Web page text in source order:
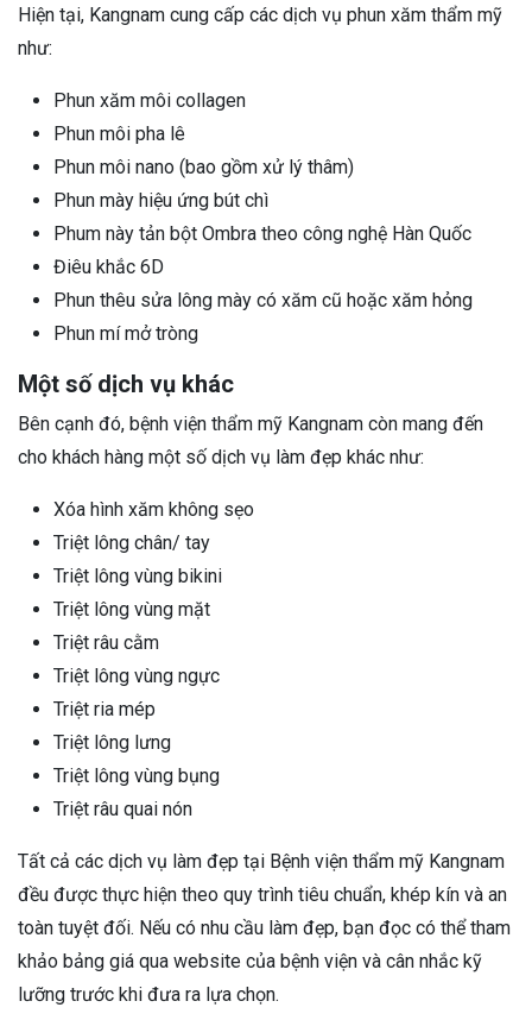
Hiện tại, Kangnam cung cấp các dịch vụ phun xăm thẩm mỹ
như:
Phun xăm môi collagen
Phun môi pha lê
Phun môi nano (bao gồm xử lý thâm)
Phun mày hiệu ứng bút chì
Phum này tản bột Ombra theo công nghệ Hàn Quốc
Điêu khắc 6D
Phun thêu sửa lông mày có xăm cũ hoặc xăm hỏng
Phun mí mở tròng
Một số dịch vụ khác
Bên cạnh đó, bệnh viện thẩm mỹ Kangnam còn mang đến
cho khách hàng một số dịch vụ làm đẹp khác như:
Xóa hình xăm không sẹo
Triệt lông chân/ tay
Triệt lông vùng bikini
Triệt lông vùng mặt
Triệt râu cằm
Triệt lông vùng ngực
Triệt ria mép
Triệt lông lưng
Triệt lông vùng bụng
Triệt râu quai nón
Tất cả các dịch vụ làm đẹp tại Bệnh viện thẩm mỹ Kangnam
đều được thực hiện theo quy trình tiêu chuẩn, khép kín và an
toàn tuyệt đối. Nếu có nhu cầu làm đẹp, bạn đọc có thể tham
khảo bảng giá qua website của bệnh viện và cân nhắc kỹ
lưỡng trước khi đưa ra lựa chọn.